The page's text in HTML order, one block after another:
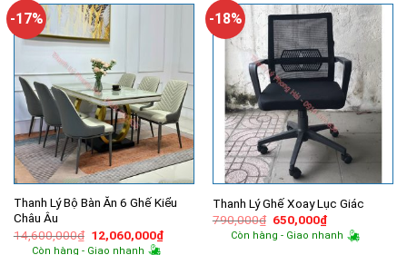
5,900,000₫.
250,000₫.
-17%
Thanh Lý Bộ Bàn Ăn 6 Ghế Kiểu
Châu Âu
14,600,000₫ Giá
gốc
12,060,000₫Giá
hiện
Còn hàng - Giao nhanh
-18%
Thanh Lý Ghế Xoay Lục Giác
790,000₫ Giá
gốc
là:
650,000₫Giá
hiện
tại
Còn hàng - Giao nhanh